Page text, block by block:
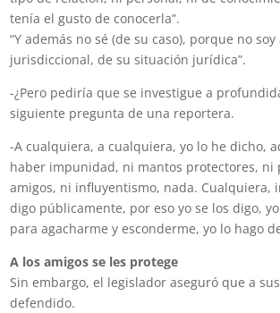
tenía el gusto de conocerla”.
“Y además no sé (de su caso), porque no
jurisdiccional, de su situación jurídica”.
-¿Pero pediría que se investigue a
siguiente pregunta de una reportera.
-A cualquiera, a cualquiera, yo lo he dicho,
haber impunidad, ni mantos protectores, ni
amigos, ni influyentismo, nada. Cualquiera,
digo públicamente, por eso yo se los digo,
para agacharme y esconderme, yo lo hago
A los amigos se les protege
Sin embargo, el legislador aseguró que a
defendido.